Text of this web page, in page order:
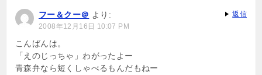
フー＆クー＠ より:
2008年12月16日 10:07 PM
こんばんは。
「えのじっちゃ」わがったよー
青森弁なら短くしゃべるもんだもねー
返信